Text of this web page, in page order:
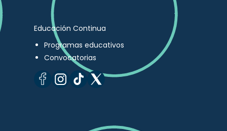
Educación Continua
Programas educativos
Convocatorias